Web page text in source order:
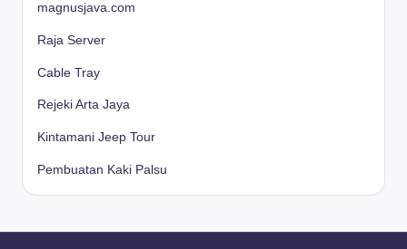
magnusjava.com
Raja Server
Cable Tray
Rejeki Arta Jaya
Kintamani Jeep Tour
Pembuatan Kaki Palsu